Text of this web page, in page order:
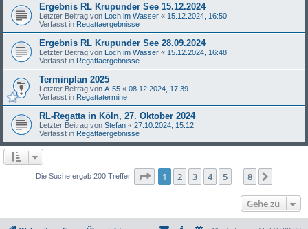
Ergebnis RL Krupunder See 15.12.2024
Letzter Beitrag von Loch im Wasser « 15.12.2024, 16:50
Verfasst in Regattaergebnisse
Ergebnis RL Krupunder See 28.09.2024
Letzter Beitrag von Loch im Wasser « 15.12.2024, 16:48
Verfasst in Regattaergebnisse
Terminplan 2025
Letzter Beitrag von A-55 « 08.12.2024, 17:39
Verfasst in Regattatermine
RL-Regatta in Köln, 27. Oktober 2024
Letzter Beitrag von Stefan « 27.10.2024, 15:12
Verfasst in Regattaergebnisse
Die Suche ergab 200 Treffer Seite 1von
1 2 3 4 5 8
Gehe zu